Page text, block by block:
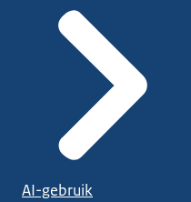
AI-gebruik